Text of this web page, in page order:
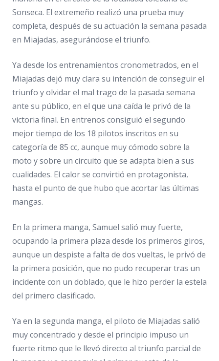
Sonseca. El extremeño realizó una prueba muy
completa, después de su actuación la semana pasada
en Miajadas, asegurándose el triunfo.
Ya desde los entrenamientos cronometrados, en el
Miajadas dejó muy clara su intención de conseguir el
triunfo y olvidar el mal trago de la pasada semana
ante su público, en el que una caída le privó de la
victoria final. En entrenos consiguió el segundo
mejor tiempo de los 18 pilotos inscritos en su
categoría de 85 cc, aunque muy cómodo sobre la
moto y sobre un circuito que se adapta bien a sus
cualidades. El calor se convirtió en protagonista,
hasta el punto de que hubo que acortar las últimas
mangas.
En la primera manga, Samuel salió muy fuerte,
ocupando la primera plaza desde los primeros giros,
aunque un despiste a falta de dos vueltas, le privó de
la primera posición, que no pudo recuperar tras un
incidente con un doblado, que le hizo perder la estela
del primero clasificado.
Ya en la segunda manga, el piloto de Miajadas salió
muy concentrado y desde el principio impuso un
fuerte ritmo que le llevó directo al triunfo parcial de